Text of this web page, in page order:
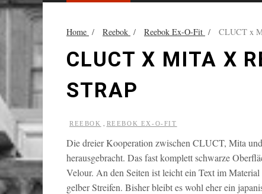
Home / Reebok / Reebok Ex-O-Fit / CLUCT x
CLUCT X MITA X
STRAP
REEBOK , REEBOK EX-O-FIT
Die dreier Kooperation zwischen CLUCT, Mita
herausgebracht. Das fast komplett schwarze
Velour. An den Seiten ist leicht ein Text im
gelber Streifen. Bisher bleibt es wohl eher ein